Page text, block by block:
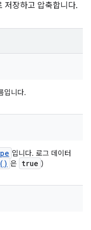
저장하고 압축합니다.
입니다.
입니다. 로그 데이터
) 은 true )